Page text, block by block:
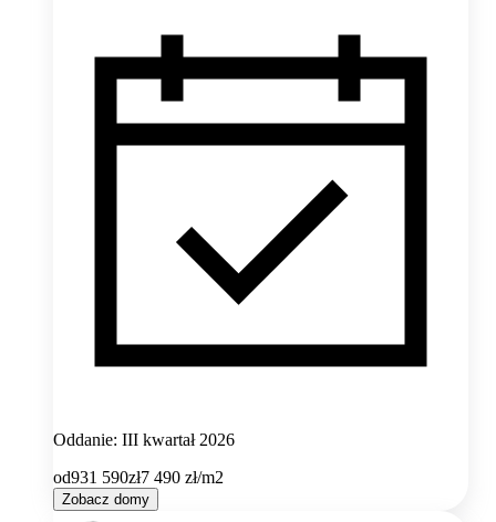
Oddanie: III kwartał 2026
od931 590zł7 490 zł/m2
Zobacz domy